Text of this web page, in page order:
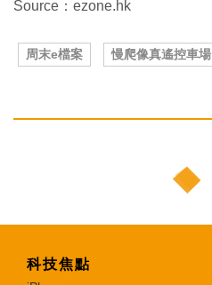
Source：ezone.hk
周末e檔案 慢爬像真遙控車場
科技焦點